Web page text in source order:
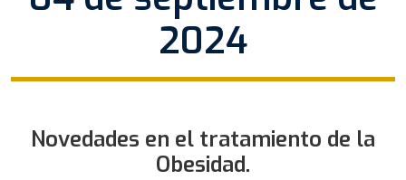
2024
Novedades en el tratamiento de la
Obesidad.